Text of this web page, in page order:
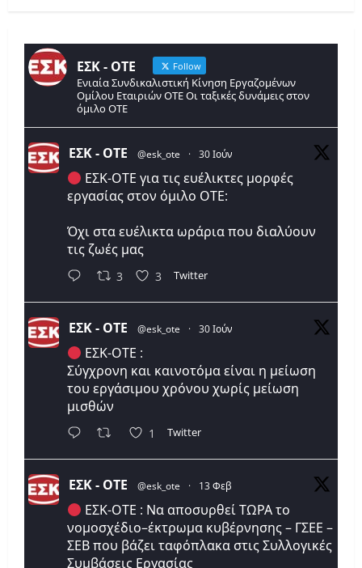
ΕΣΚ - ΟΤΕ Follow
Ενιαία Συνδικαλιστική Κίνηση Εργαζομένων
Ομίλου Εταιριών ΟΤΕ Οι ταξικές δυνάμεις στον
όμιλο ΟΤΕ
ΕΣΚ - ΟΤΕ @esk_ote · 30 Ιούν
ΕΣΚ-ΟΤΕ για τις ευέλικτες μορφές
εργασίας στον όμιλο ΟΤΕ:
Όχι στα ευέλικτα ωράρια που διαλύουν
τις ζωές μας
3 3 Twitter
ΕΣΚ - ΟΤΕ @esk_ote · 30 Ιούν
ΕΣΚ-ΟΤΕ :
Σύγχρονη και καινοτόμα είναι η μείωση
του εργάσιμου χρόνου χωρίς μείωση
μισθών
1 Twitter
ΕΣΚ - ΟΤΕ @esk_ote · 13 Φεβ
ΕΣΚ-ΟΤΕ : Να αποσυρθεί ΤΩΡΑ το
νομοσχέδιο–έκτρωμα κυβέρνησης – ΓΣΕΕ –
ΣΕΒ που βάζει ταφόπλακα στις Συλλογικές
Συμβάσεις Εργασίας